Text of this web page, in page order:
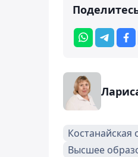
Костанайская
Высшее